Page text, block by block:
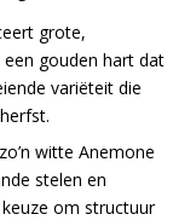
grote,
gouden hart dat
variëteit die
witte Anemone
stelen en
om structuur